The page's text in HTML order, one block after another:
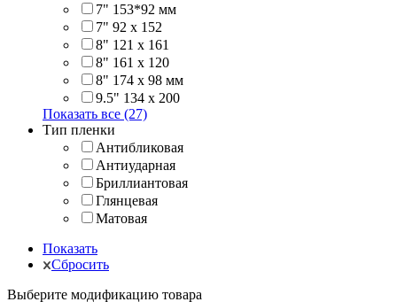
7" 153*92 мм
7" 92 х 152
8" 121 х 161
8" 161 х 120
8" 174 x 98 мм
9.5" 134 x 200
Показать все (27)
Тип пленки
Антибликовая
Антиударная
Бриллиантовая
Глянцевая
Матовая
Показать
Сбросить
Выберите модификацию товара